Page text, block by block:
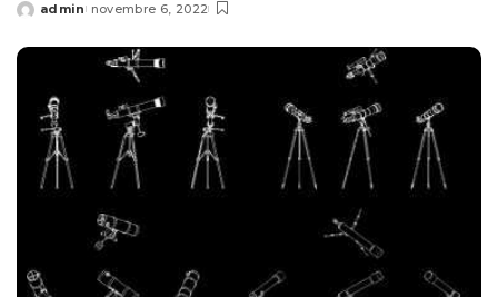
Posted
admin novembre 6, 2022